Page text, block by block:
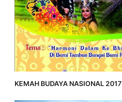
KEMAH BUDAYA NASIONAL 2017